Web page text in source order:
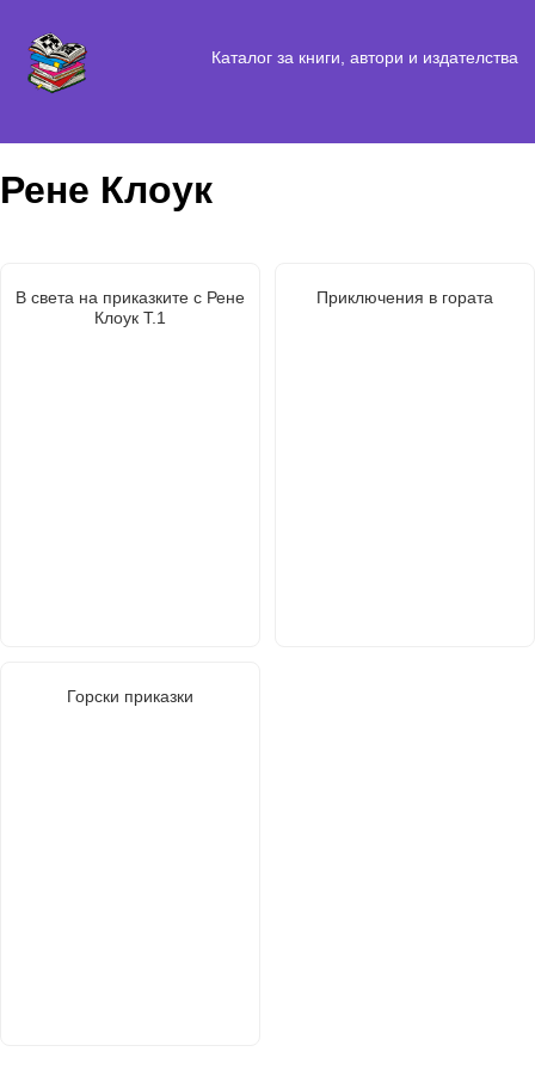
Каталог за книги, автори и издателства
Рене Клоук
В света на приказките с Рене
Клоук Т.1
Приключения в гората
Горски приказки